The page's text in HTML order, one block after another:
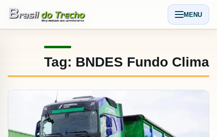
Abrir
MENU
Tag: BNDES Fundo Clima